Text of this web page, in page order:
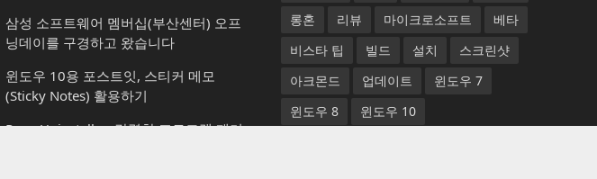
삼성 소프트웨어 멤버십(부산센터) 오프
닝데이를 구경하고 왔습니다
윈도우 10용 포스트잇, 스티커 메모
(Sticky Notes) 활용하기
Revo Uninstaller: 강력한 프로그램 제거
롱혼
리뷰 마이크로소프트
베타
비스타 팁
빌드 설치
스크린샷
아크몬드
업데이트
윈도우 7
윈도우 8
윈도우 10